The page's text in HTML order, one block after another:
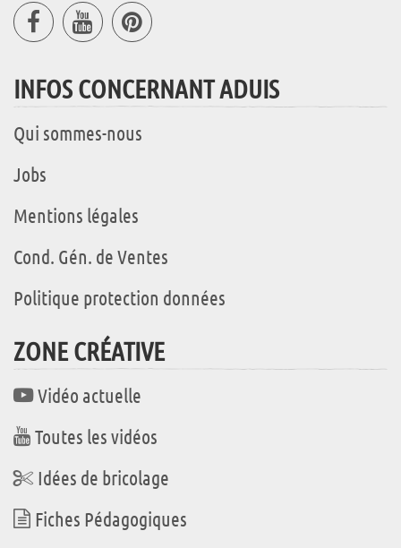
INFOS CONCERNANT ADUIS
Qui sommes-nous
Jobs
Mentions légales
Cond. Gén. de Ventes
Politique protection données
ZONE CRÉATIVE
Vidéo actuelle
Toutes les vidéos
Idées de bricolage
Fiches Pédagogiques